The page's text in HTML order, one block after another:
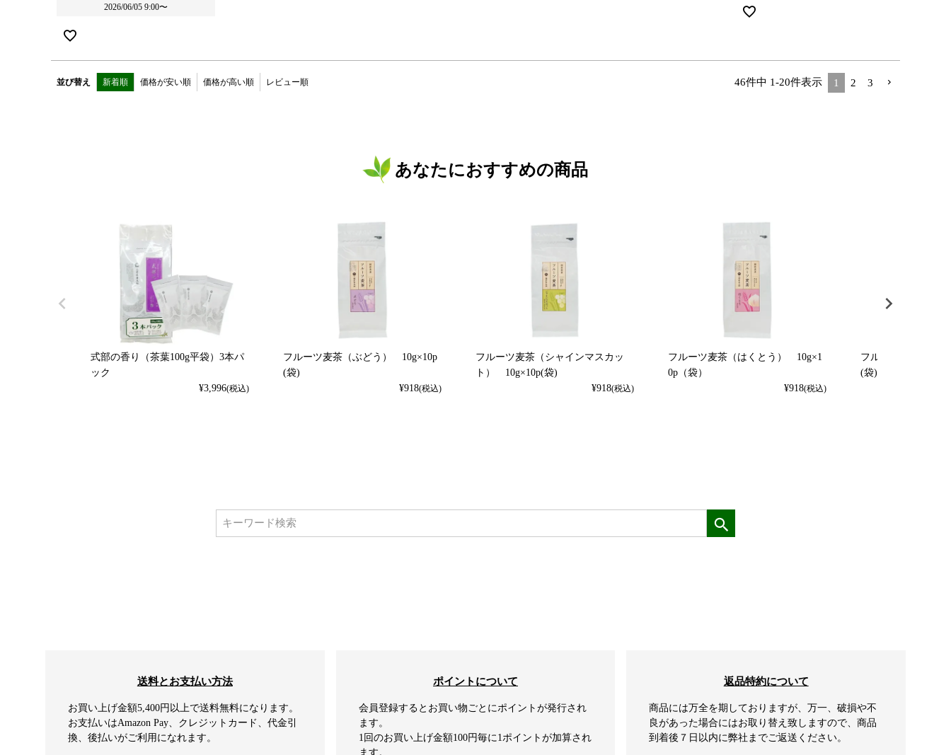
2026/06/05 9:00〜
並び替え 新着順 価格が安い順 価格が高い順 レビュー順 46件中 1-20件表示 1 2 3
あなたにおすすめの商品
式部の香り（茶葉100g平袋）3本パ
ック
¥3,996(税込)
フルーツ麦茶（ぶどう） 10g×10p
(袋)
¥918(税込)
フルーツ麦茶（シャインマスカッ
ト） 10g×10p(袋)
¥918(税込)
フルーツ麦茶（はくとう） 10g×1
0p（袋）
¥918(税込)
フルーツ麦茶（れ
(袋)
送料とお支払い方法
お買い上げ金額5,400円以上で送料無料になります。
お支払いはAmazon Pay、クレジットカード、代金引
換、後払いがご利用になれます。
ポイントについて
会員登録するとお買い物ごとにポイントが発行され
ます。
1回のお買い上げ金額100円毎に1ポイントが加算され
ます。
返品特約について
商品には万全を期しておりますが、万一、破損や不
良があった場合にはお取り替え致しますので、商品
到着後７日以内に弊社までご返送ください。